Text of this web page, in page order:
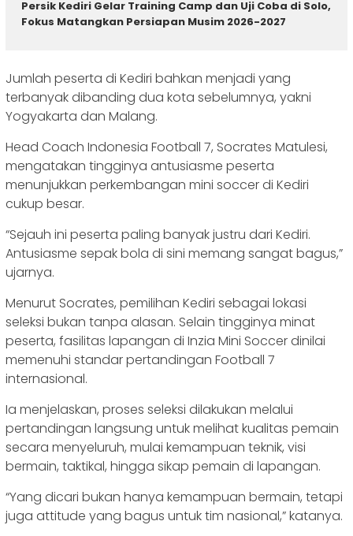
Persik Kediri Gelar Training Camp dan Uji Coba di Solo,
Fokus Matangkan Persiapan Musim 2026-2027
Jumlah peserta di Kediri bahkan menjadi yang
terbanyak dibanding dua kota sebelumnya, yakni
Yogyakarta dan Malang.
Head Coach Indonesia Football 7, Socrates Matulesi,
mengatakan tingginya antusiasme peserta
menunjukkan perkembangan mini soccer di Kediri
cukup besar.
“Sejauh ini peserta paling banyak justru dari Kediri.
Antusiasme sepak bola di sini memang sangat bagus,”
ujarnya.
Menurut Socrates, pemilihan Kediri sebagai lokasi
seleksi bukan tanpa alasan. Selain tingginya minat
peserta, fasilitas lapangan di Inzia Mini Soccer dinilai
memenuhi standar pertandingan Football 7
internasional.
Ia menjelaskan, proses seleksi dilakukan melalui
pertandingan langsung untuk melihat kualitas pemain
secara menyeluruh, mulai kemampuan teknik, visi
bermain, taktikal, hingga sikap pemain di lapangan.
“Yang dicari bukan hanya kemampuan bermain, tetapi
juga attitude yang bagus untuk tim nasional,” katanya.